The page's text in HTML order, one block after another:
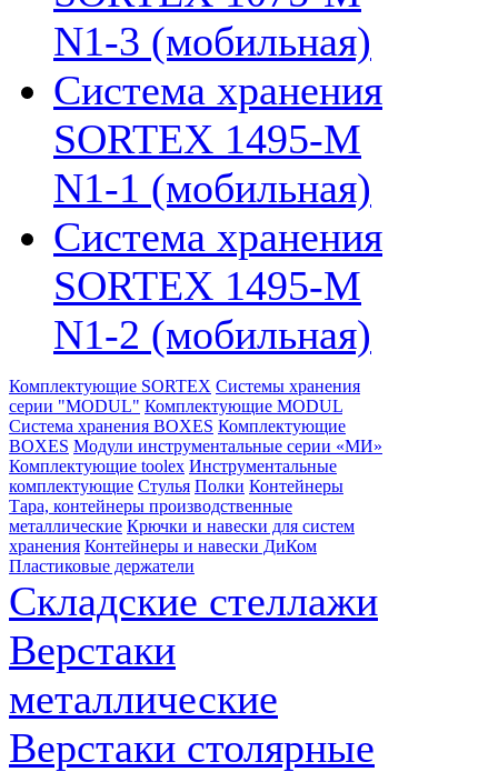
N1-3 (мобильная)
Система хранения
SORTEX 1495-M
N1-1 (мобильная)
Система хранения
SORTEX 1495-M
N1-2 (мобильная)
Комплектующие SORTEX Системы хранения
серии "MODUL" Комплектующие MODUL
Система хранения BOXES Комплектующие
BOXES Модули инструментальные серии «МИ»
Комплектующие toolex Инструментальные
комплектующие Стулья Полки Контейнеры
Тара, контейнеры производственные
металлические Крючки и навески для систем
хранения Контейнеры и навески ДиКом
Пластиковые держатели
Складские стеллажи
Верстаки
металлические
Верстаки столярные